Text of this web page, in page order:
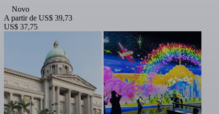
Novo
A partir de US$ 39,73
US$ 37,75